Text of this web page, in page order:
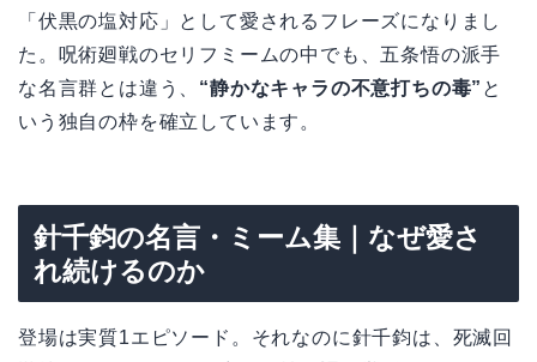
「伏黒の塩対応」として愛されるフレーズになりまし
た。呪術廻戦のセリフミームの中でも、五条悟の派手
な名言群とは違う、 “静かなキャラの不意打ちの毒” と
いう独自の枠を確立しています。
針千鈞の名言・ミーム集｜なぜ愛さ
れ続けるのか
登場は実質1エピソード。それなのに針千鈞は、死滅回